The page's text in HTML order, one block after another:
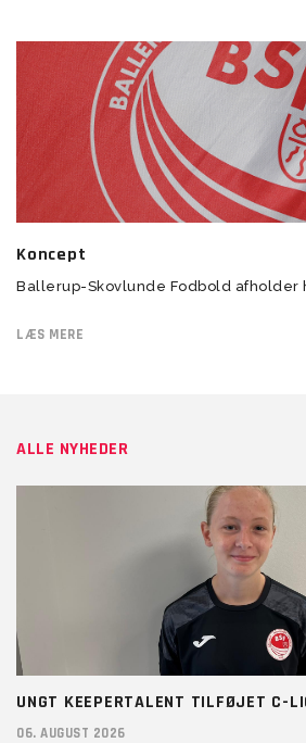
Koncept
Ballerup-Skovlunde Fodbold afholder
LÆS MERE
ALLE NYHEDER
UNGT KEEPERTALENT TILFØJET C-
06. AUGUST 2026